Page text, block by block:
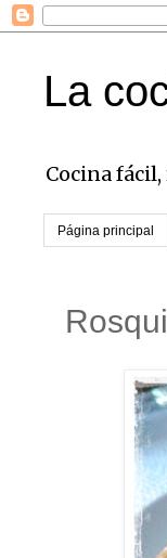
La
Cocina
Página principal